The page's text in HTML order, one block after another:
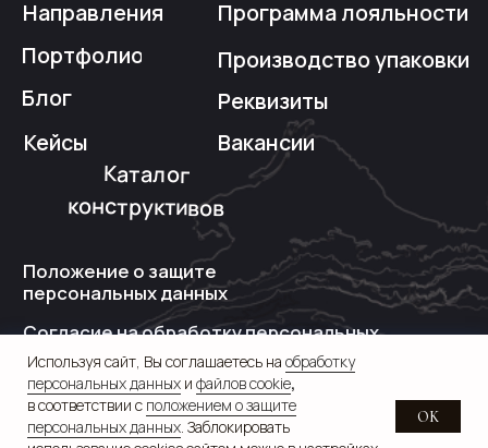
Используя сайт, Вы соглашаетесь на обработку
персональных данных и файлов cookie,
в соответствии с положением о защите
персональных данных. Заблокировать
OK